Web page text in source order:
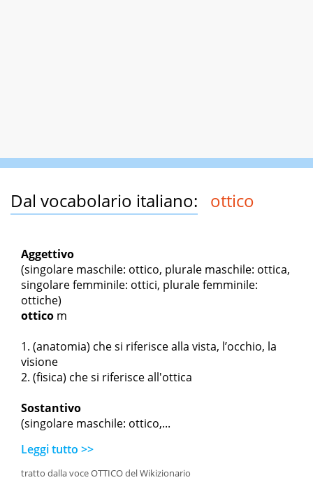
Dal vocabolario italiano: ottico
Aggettivo
(singolare maschile: ottico, plurale maschile: ottica,
singolare femminile: ottici, plurale femminile:
ottiche)
ottico m
(anatomia) che si riferisce alla vista, l’occhio, la
visione
(fisica) che si riferisce all'ottica
Sostantivo
(singolare maschile: ottico,...
Leggi tutto >>
tratto dalla voce OTTICO del Wikizionario